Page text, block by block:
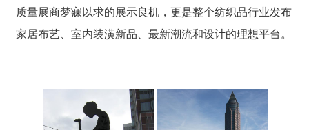
质量展商梦寐以求的展示良机，更是整个纺织品行业发布
家居布艺、室内装潢新品、最新潮流和设计的理想平台。